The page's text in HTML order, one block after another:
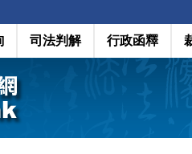
司法判解 行政函釋